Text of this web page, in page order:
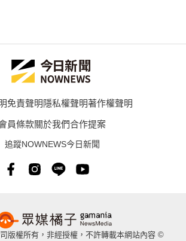
免責聲明隱私權聲明著作權聲明
員條款關於我們合作提案
追蹤NOWNEWS今日新聞
版權所有，非經授權，不許轉載本網站內容 ©